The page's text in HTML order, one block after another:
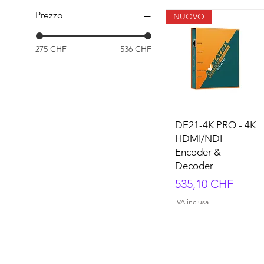
Prezzo
275 CHF 536 CHF
NUOVO
DE21-4K PRO - 4K
HDMI/NDI
Encoder &
Decoder
Prezzo
535,10 CHF
IVA inclusa